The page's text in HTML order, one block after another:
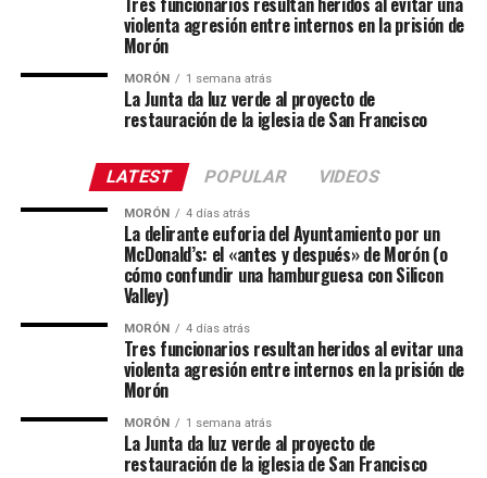
violenta agresión entre internos en la prisión de
Morón
MORÓN 1 semana atrás
La Junta da luz verde al proyecto de
restauración de la iglesia de San Francisco
LATEST POPULAR VIDEOS
MORÓN 4 días atrás
La delirante euforia del Ayuntamiento por un
McDonald’s: el «antes y después» de Morón (o
cómo confundir una hamburguesa con Silicon
Valley)
MORÓN 4 días atrás
Tres funcionarios resultan heridos al evitar una
violenta agresión entre internos en la prisión de
Morón
MORÓN 1 semana atrás
La Junta da luz verde al proyecto de
restauración de la iglesia de San Francisco